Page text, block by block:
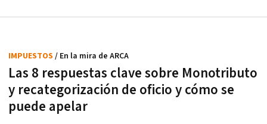
Las 8 respuestas clave sobre Monotributo
y recategorización de oficio y cómo se
puede apelar
IMPUESTOS / En la mira de ARCA